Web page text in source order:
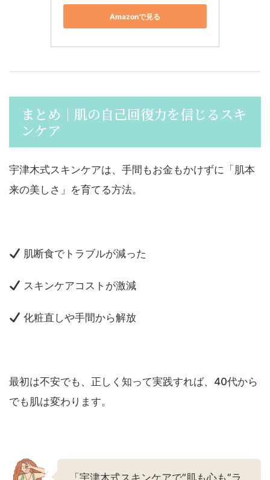
Amazonで見る
まとめ｜肌の自己回復力を信じるスキ
ンケア
宇津木式スキンケアは、手間もお金もかけずに「肌本
来の美しさ」を育てる方法。
肌断食でトラブルが減った
スキンケアコストが激減
化粧直しや手間から解放
最初は不安でも、正しく知って実践すれば、40代から
でも肌は変わります。